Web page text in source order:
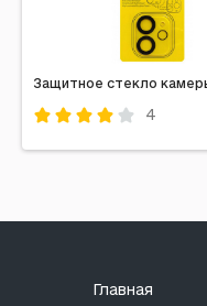
Защитное стекло
4
Главная